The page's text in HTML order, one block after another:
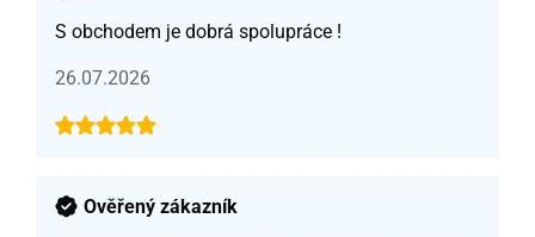
S obchodem je dobrá spolupráce !
26.07.2026
Ověřený zákazník